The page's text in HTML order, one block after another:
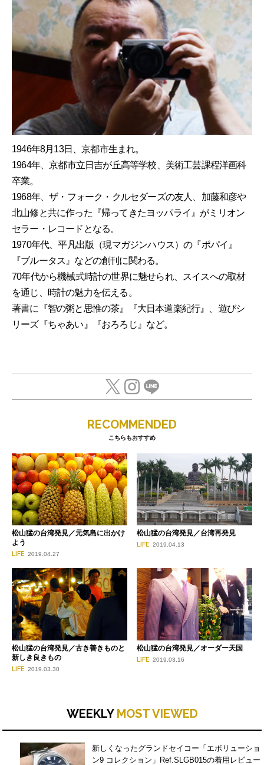
1946年8月13日、京都市生まれ。
1964年、京都市立日吉が丘高等学校、美術工芸課程洋画科
卒業。
1968年、ザ・フォーク・クルセダーズの友人、加藤和彦や
北山修と共に作った『帰ってきたヨッパライ』がミリオン
セラー・レコードとなる。
1970年代、平凡出版（現マガジンハウス）の『ポパイ』
『ブルータス』などの創刊に関わる。
70年代から機械式時計の世界に魅せられ、スイスへの取材
を通じ、時計の魅力を伝える。
著書に『智の粥と思惟の茶』『大日本道楽紀行』、遊びシ
リーズ『ちゃあい』『おろろじ』など。
RECOMMENDED
こちらもおすすめ
松山猛の台湾発見／元気島に出かけ
よう
LIFE 2019.04.27
松山猛の台湾発見／台湾再発見
LIFE 2019.04.13
松山猛の台湾発見／古き善きものと
新しき良きもの
LIFE 2019.03.30
松山猛の台湾発見／オーダー天国
LIFE 2019.03.16
WEEKLY MOST VIEWED
新しくなったグランドセイコー「エボリューショ
ン9 コレクション」Ref.SLGB015の着用レビュー